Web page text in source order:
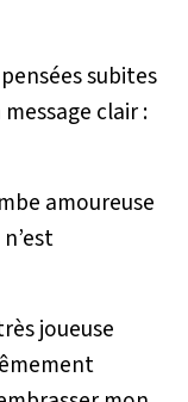
subites
clair :
amoureuse
joueuse